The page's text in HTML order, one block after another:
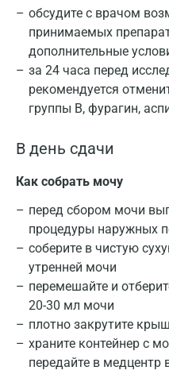
обсудите с врачом
принимаемых
дополнительные
за 24 часа перед
рекомендуется
группы В, фурагин,
В день сдачи
Как собрать мочу
перед сбором мочи
процедуры наружных
соберите в чистую
утренней мочи
перемешайте и
20-30 мл мочи
плотно закрутите
храните контейнер с
передайте в медцентр
Москва
Санкт-Петербург